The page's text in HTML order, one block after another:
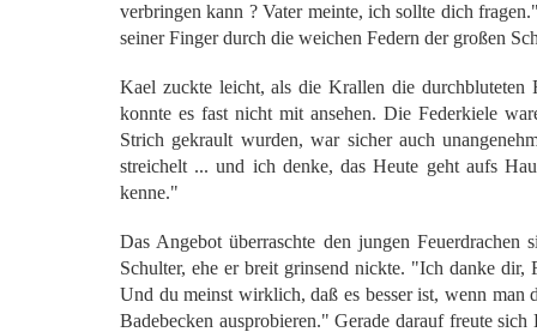
verbringen kann ? Vater meinte, ich sollte dich
seiner Finger durch die weichen Federn der großen
Kael zuckte leicht, als die Krallen die durchbluteten
konnte es fast nicht mit ansehen. Die Federkiele
Strich gekrault wurden, war sicher auch
streichelt ... und ich denke, das Heute geht aufs
kenne."
Das Angebot überraschte den jungen
Schulter, ehe er breit grinsend nickte. "Ich danke
Und du meinst wirklich, daß es besser ist, wenn man
Badebecken ausprobieren." Gerade darauf freute